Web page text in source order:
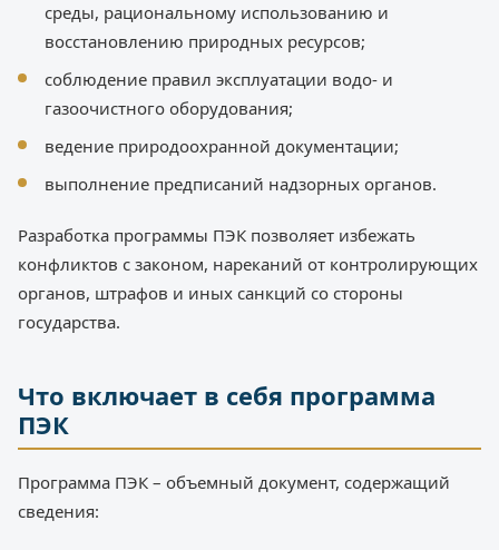
среды, рациональному использованию и
восстановлению природных ресурсов;
соблюдение правил эксплуатации водо- и
газоочистного оборудования;
ведение природоохранной документации;
выполнение предписаний надзорных органов.
Разработка программы ПЭК позволяет избежать
конфликтов с законом, нареканий от контролирующих
органов, штрафов и иных санкций со стороны
государства.
Что включает в себя программа
ПЭК
Программа ПЭК – объемный документ, содержащий
сведения: